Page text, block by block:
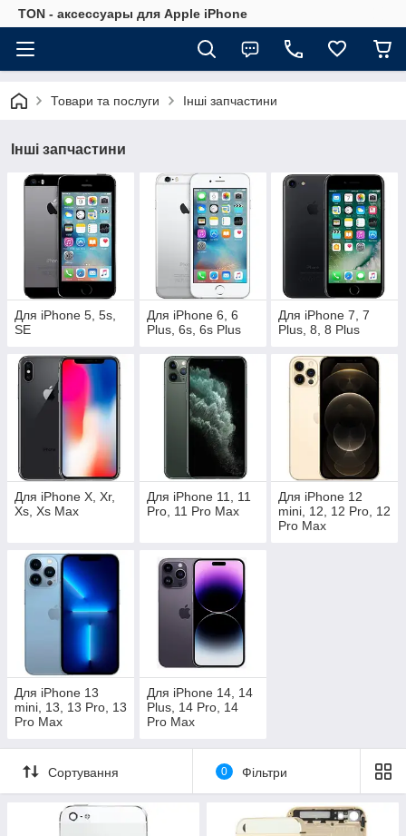
TON - аксессуары для Apple iPhone
Товари та послуги Інші запчастини
Інші запчастини
Для iPhone 5, 5s,
SE
Для iPhone 6, 6
Plus, 6s, 6s Plus
Для iPhone 7, 7
Plus, 8, 8 Plus
Для iPhone X, Xr,
Xs, Xs Max
Для iPhone 11, 11
Pro, 11 Pro Max
Для iPhone 12
mini, 12, 12 Pro, 12
Pro Max
Для iPhone 13
mini, 13, 13 Pro, 13
Pro Max
Для iPhone 14, 14
Plus, 14 Pro, 14
Pro Max
Сортування 0 Фільтри